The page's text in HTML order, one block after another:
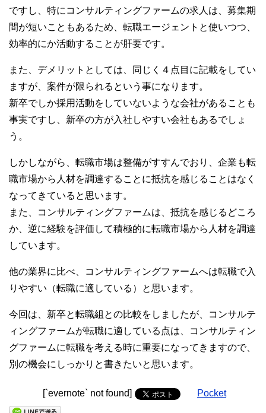
ですし、特にコンサルティングファームの求人は、募集期
間が短いこともあるため、転職エージェントと使いつつ、
効率的にか活動することが肝要です。
また、デメリットとしては、同じく４点目に記載をしてい
ますが、案件が限られるという事になります。
新卒でしか採用活動をしていないような会社があることも
事実ですし、新卒の方が入社しやすい会社もあるでしょ
う。
しかしながら、転職市場は整備がすすんでおり、企業も転
職市場から人材を調達することに抵抗を感じることはなく
なってきていると思います。
また、コンサルティングファームは、抵抗を感じるどころ
か、逆に経験を評価して積極的に転職市場から人材を調達
しています。
他の業界に比べ、コンサルティングファームへは転職で入
りやすい（転職に適している）と思います。
今回は、新卒と転職組との比較をしましたが、コンサルテ
ィングファームが転職に適している点は、コンサルティン
グファームに転職を考える時に重要になってきますので、
別の機会にしっかりと書きたいと思います。
[`evernote` not found] Pocket